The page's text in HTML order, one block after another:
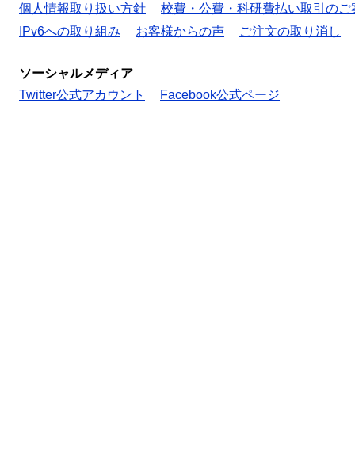
個人情報取り扱い方針
校費・公費・科研費払い取引のご
IPv6への取り組み
お客様からの声 ご注文の取り消し
ソーシャルメディア
Twitter公式アカウント
Facebook公式ページ